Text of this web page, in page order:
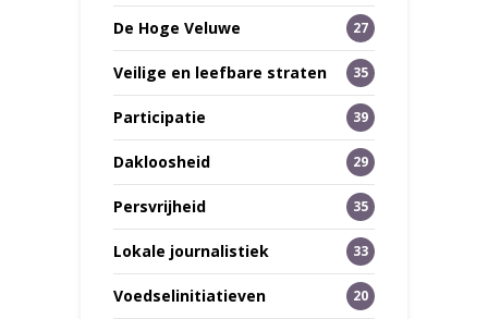
De Hoge Veluwe 27
Veilige en leefbare straten 35
Participatie 39
Dakloosheid 29
Persvrijheid 35
Lokale journalistiek 33
Voedselinitiatieven 20